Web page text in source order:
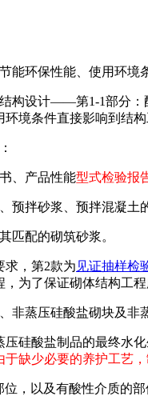
环保性能、使用环境
构设计——第1-1部分：
境条件直接影响到结
、产品性能型式检验报
预拌砂浆、预拌混凝土
匹配的砌筑砂浆。
求，第2款为 见证抽样检
为了保证砌体结构工
蒸压硅酸盐砌块及非
压硅酸盐制品的最终水
缺少必要的养护工艺
，以及有酸性介质的部